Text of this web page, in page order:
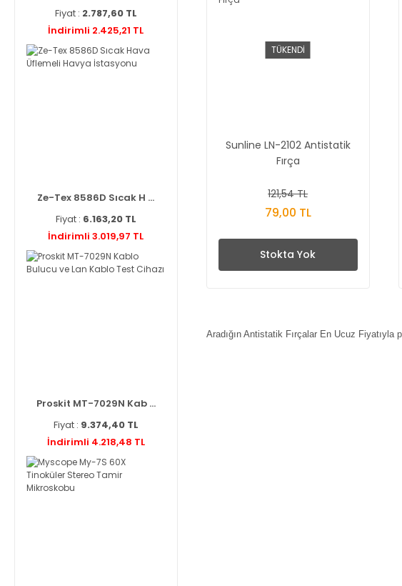
Fiyat : 2.787,60 TL
İndirimli 2.425,21 TL
Ze-Tex 8586D Sıcak H ...
Fiyat : 6.163,20 TL
İndirimli 3.019,97 TL
Proskit MT-7029N Kab ...
Fiyat : 9.374,40 TL
İndirimli 4.218,48 TL
TÜKENDİ
Sunline LN-2102 Antistatik
Fırça
121,54 TL
79,00 TL
Stokta Yok
Aradığın Antistatik Fırçalar En Ucuz Fiyatıyla